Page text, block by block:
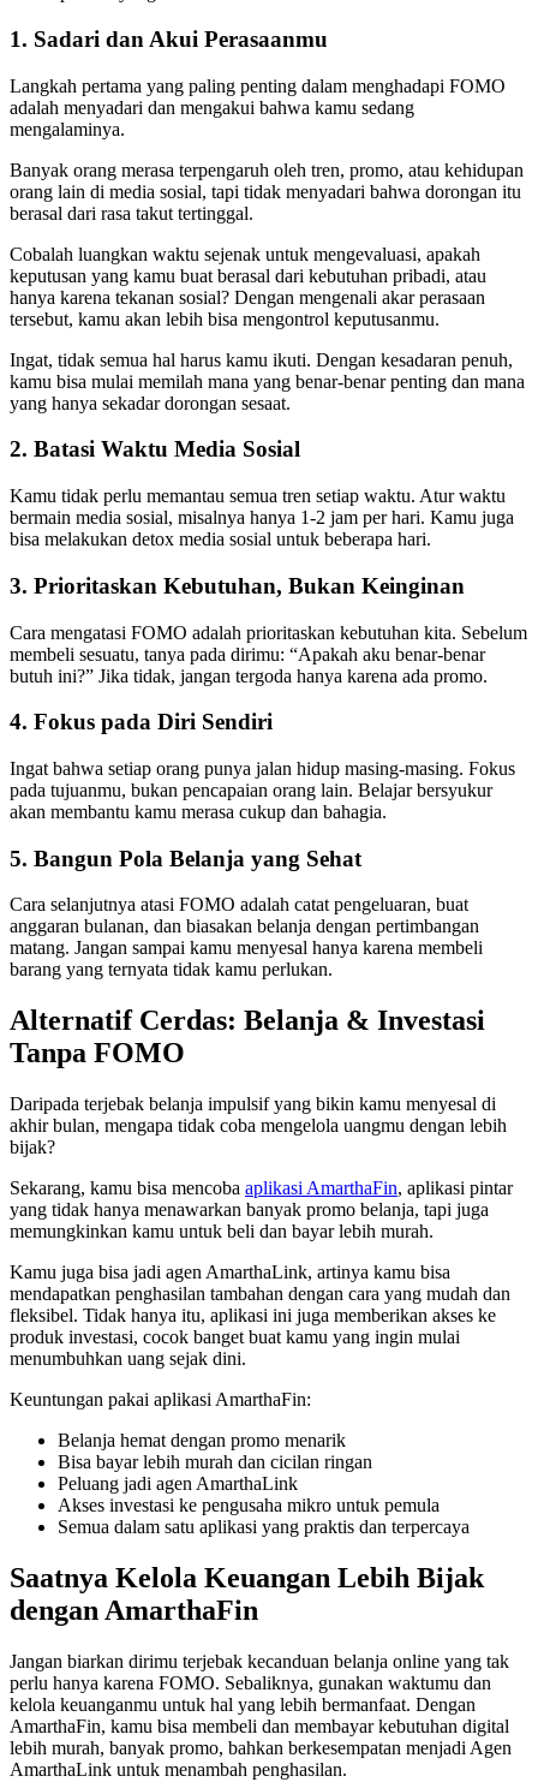
1. Sadari dan Akui Perasaanmu
Langkah pertama yang paling penting dalam menghadapi FOMO
adalah menyadari dan mengakui bahwa kamu sedang
mengalaminya.
Banyak orang merasa terpengaruh oleh tren, promo, atau kehidupan
orang lain di media sosial, tapi tidak menyadari bahwa dorongan itu
berasal dari rasa takut tertinggal.
Cobalah luangkan waktu sejenak untuk mengevaluasi, apakah
keputusan yang kamu buat berasal dari kebutuhan pribadi, atau
hanya karena tekanan sosial? Dengan mengenali akar perasaan
tersebut, kamu akan lebih bisa mengontrol keputusanmu.
Ingat, tidak semua hal harus kamu ikuti. Dengan kesadaran penuh,
kamu bisa mulai memilah mana yang benar-benar penting dan mana
yang hanya sekadar dorongan sesaat.
2. Batasi Waktu Media Sosial
Kamu tidak perlu memantau semua tren setiap waktu. Atur waktu
bermain media sosial, misalnya hanya 1-2 jam per hari. Kamu juga
bisa melakukan detox media sosial untuk beberapa hari.
3. Prioritaskan Kebutuhan, Bukan Keinginan
Cara mengatasi FOMO adalah prioritaskan kebutuhan kita. Sebelum
membeli sesuatu, tanya pada dirimu: “Apakah aku benar-benar
butuh ini?” Jika tidak, jangan tergoda hanya karena ada promo.
4. Fokus pada Diri Sendiri
Ingat bahwa setiap orang punya jalan hidup masing-masing. Fokus
pada tujuanmu, bukan pencapaian orang lain. Belajar bersyukur
akan membantu kamu merasa cukup dan bahagia.
5. Bangun Pola Belanja yang Sehat
Cara selanjutnya atasi FOMO adalah catat pengeluaran, buat
anggaran bulanan, dan biasakan belanja dengan pertimbangan
matang. Jangan sampai kamu menyesal hanya karena membeli
barang yang ternyata tidak kamu perlukan.
Alternatif Cerdas: Belanja & Investasi
Tanpa FOMO
Daripada terjebak belanja impulsif yang bikin kamu menyesal di
akhir bulan, mengapa tidak coba mengelola uangmu dengan lebih
bijak?
Sekarang, kamu bisa mencoba aplikasi AmarthaFin, aplikasi pintar
yang tidak hanya menawarkan banyak promo belanja, tapi juga
memungkinkan kamu untuk beli dan bayar lebih murah.
Kamu juga bisa jadi agen AmarthaLink, artinya kamu bisa
mendapatkan penghasilan tambahan dengan cara yang mudah dan
fleksibel. Tidak hanya itu, aplikasi ini juga memberikan akses ke
produk investasi, cocok banget buat kamu yang ingin mulai
menumbuhkan uang sejak dini.
Keuntungan pakai aplikasi AmarthaFin:
Belanja hemat dengan promo menarik
Bisa bayar lebih murah dan cicilan ringan
Peluang jadi agen AmarthaLink
Akses investasi ke pengusaha mikro untuk pemula
Semua dalam satu aplikasi yang praktis dan terpercaya
Saatnya Kelola Keuangan Lebih Bijak
dengan AmarthaFin
Jangan biarkan dirimu terjebak kecanduan belanja online yang tak
perlu hanya karena FOMO. Sebaliknya, gunakan waktumu dan
kelola keuanganmu untuk hal yang lebih bermanfaat. Dengan
AmarthaFin, kamu bisa membeli dan membayar kebutuhan digital
lebih murah, banyak promo, bahkan berkesempatan menjadi Agen
AmarthaLink untuk menambah penghasilan.